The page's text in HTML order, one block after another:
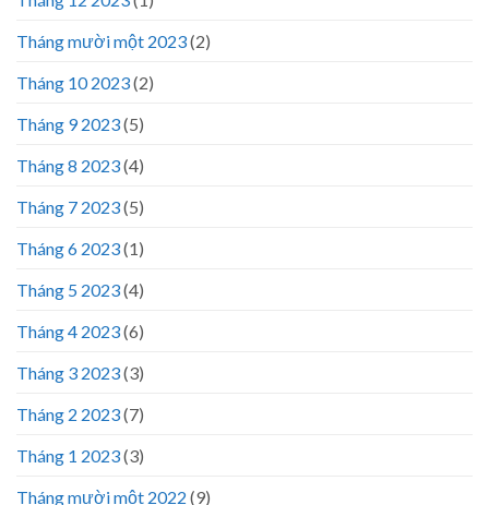
Tháng mười một 2023(2)
Tháng 10 2023(2)
Tháng 9 2023(5)
Tháng 8 2023(4)
Tháng 7 2023(5)
Tháng 6 2023(1)
Tháng 5 2023(4)
Tháng 4 2023(6)
Tháng 3 2023(3)
Tháng 2 2023(7)
Tháng 1 2023(3)
Tháng mười một 2022 (9)